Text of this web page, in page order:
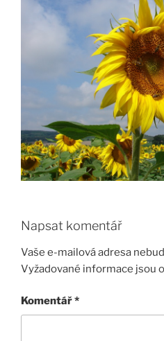
Napsat komentář
Vaše e-mailová adresa
Vyžadované informace jsou
Komentář*